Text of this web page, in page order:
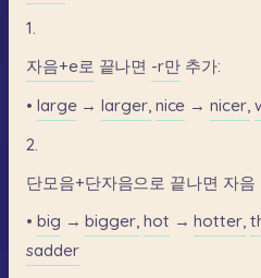
1.
자음+e로 끝나면 -r만 추가:
• large → larger, nice → nicer,
2.
단모음+단자음으로 끝나면 자음
• big → bigger, hot → hotter,
sadder